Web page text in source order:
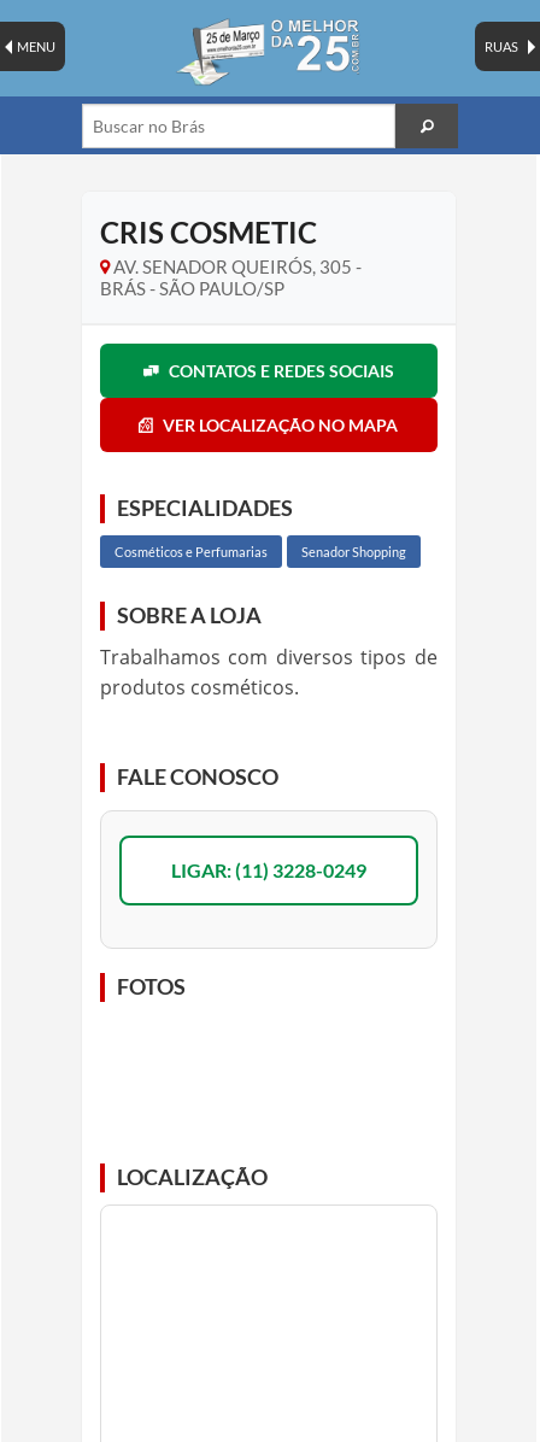
RUAS
MENU
CRIS COSMETIC
AV. SENADOR QUEIRÓS, 305 -
BRÁS - SÃO PAULO/SP
CONTATOS E REDES SOCIAIS
VER LOCALIZAÇÃO NO MAPA
ESPECIALIDADES
Cosméticos e Perfumarias Senador Shopping
SOBRE A LOJA
Trabalhamos com diversos tipos de
produtos cosméticos.
FALE CONOSCO
LIGAR: (11) 3228-0249
FOTOS
LOCALIZAÇÃO